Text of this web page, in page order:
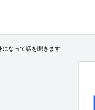
になって話を聞きます